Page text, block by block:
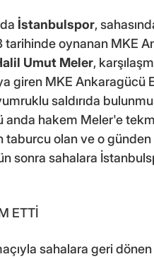
İstanbulspor,
tarihinde oynanan MKE
Umut Meler,
giren MKE Ankaragücü
saldırıda
hakem Meler'e
taburcu olan ve o
sonra sahalara
ETTİ
sahalara geri